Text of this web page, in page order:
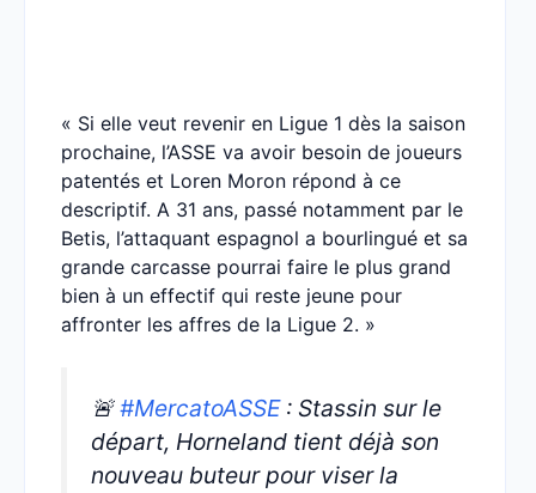
« Si elle veut revenir en Ligue 1 dès la saison
prochaine, l’ASSE va avoir besoin de joueurs
patentés et Loren Moron répond à ce
descriptif. A 31 ans, passé notamment par le
Betis, l’attaquant espagnol a bourlingué et sa
grande carcasse pourrai faire le plus grand
bien à un effectif qui reste jeune pour
affronter les affres de la Ligue 2. »
🚨#MercatoASSE: Stassin sur le
départ, Horneland tient déjà son
nouveau buteur pour viser la